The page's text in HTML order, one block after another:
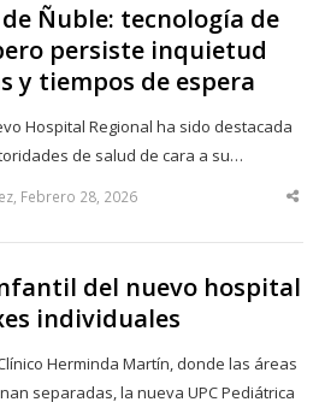
Ñuble: tecnología de
persiste inquietud
y tiempos de espera
Hospital Regional ha sido destacada
de salud de cara a su…
Febrero 28, 2026
del nuevo hospital
individuales
Herminda Martín, donde las áreas
separadas, la nueva UPC Pediátrica